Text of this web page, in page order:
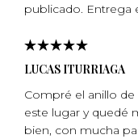
publicado. Entrega
LUCAS ITURRIAGA
Compré el anillo
este lugar y quedé
bien, con mucha